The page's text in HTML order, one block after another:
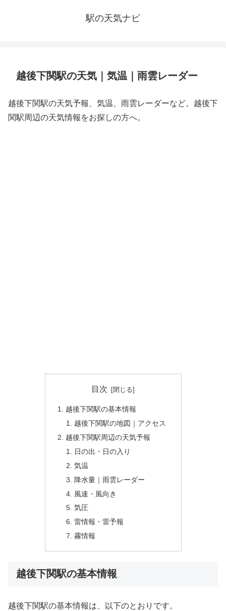
駅の天気ナビ
越後下関駅の天気｜気温｜雨雲レーダー
越後下関駅の天気予報、気温、雨雲レーダーなど。越後下
関駅周辺の天気情報をお探しの方へ。
目次
越後下関駅の基本情報
越後下関駅の地図｜アクセス
越後下関駅周辺の天気予報
日の出・日の入り
気温
降水量｜雨雲レーダー
風速・風向き
気圧
雷情報・雷予報
霧情報
越後下関駅の基本情報
越後下関駅の基本情報は、以下のとおりです。